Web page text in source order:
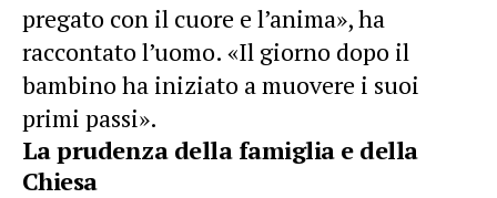
pregato con il cuore e l’anima», ha
raccontato l’uomo. «Il giorno dopo il
bambino ha iniziato a muovere i suoi
primi passi».
La prudenza della famiglia e della
Chiesa